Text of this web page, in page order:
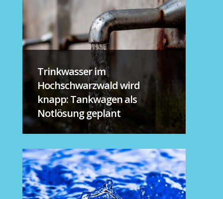
Trinkwasser im
Hochschwarzwald wird
knapp: Tankwagen als
Notlösung geplant